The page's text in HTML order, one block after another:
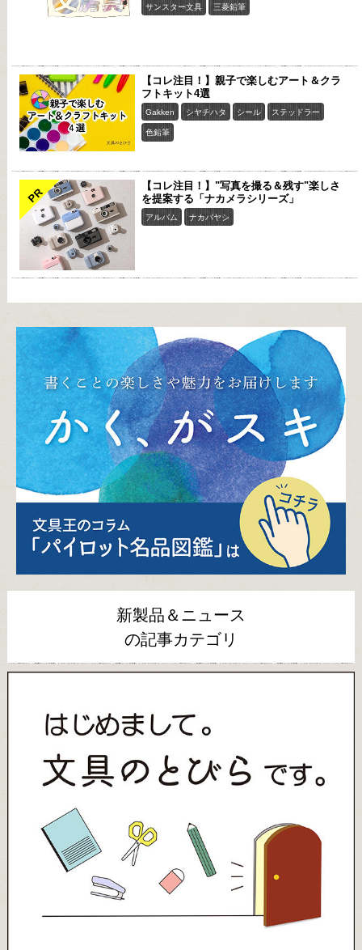
サンスター文具 三菱鉛筆
【コレ注目！】親子で楽しむアート＆クラ
フトキット4選
Gakken シヤチハタ シール ステッドラー
色鉛筆
PR
【コレ注目！】"写真を撮る＆残す"楽しさ
を提案する「ナカメラシリーズ」
アルバム ナカバヤシ
新製品＆ニュース
の記事カテゴリ